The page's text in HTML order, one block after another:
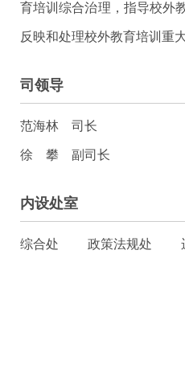
育培训综合治理，指导校外
反映和处理校外教育培训重
司领导
范海林 司长
徐 攀 副司长
内设处室
综合处 政策法规处 运